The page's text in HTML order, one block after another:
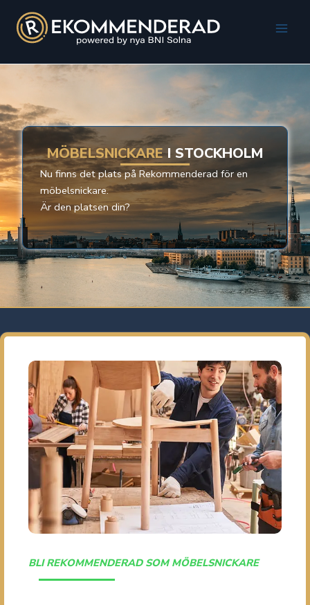
innehåll
MÖBELSNICKARE I STOCKHOLM
Nu finns det plats på Rekommenderad för en
möbelsnickare.
Är den platsen din?
BLI REKOMMENDERAD SOM MÖBELSNICKARE